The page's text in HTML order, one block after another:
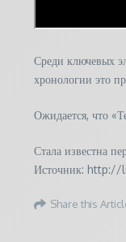
Среди ключевых
хронологии это
Ожидается, что
Стала известна
Источник:
Share this